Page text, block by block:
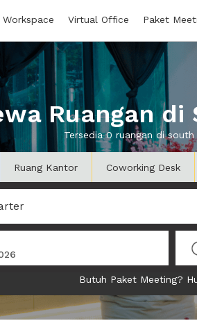
Workspace Virtual Office Paket
Ruangan
Tersedia 0 ruangan di
Ruang Kantor Coworking Desk
Butuh Paket Meeting?